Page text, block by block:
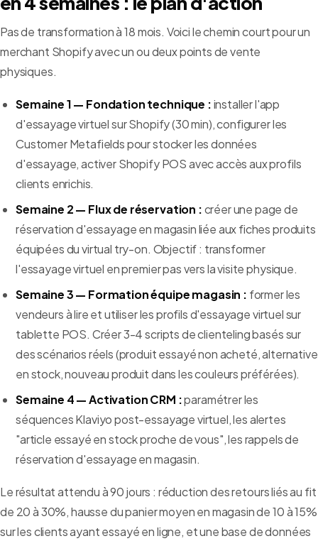
Pas de transformation à 18 mois. Voici le chemin court pour un
merchant Shopify avec un ou deux points de vente
physiques.
Semaine 1 — Fondation technique :installer l'app
d'essayage virtuel sur Shopify (30 min), configurer les
Customer Metafields pour stocker les données
d'essayage, activer Shopify POS avec accès aux profils
clients enrichis.
Semaine 2 — Flux de réservation :créer une page de
réservation d'essayage en magasin liée aux fiches produits
équipées du virtual try-on. Objectif : transformer
l'essayage virtuel en premier pas vers la visite physique.
Semaine 3 — Formation équipe magasin : former les
vendeurs à lire et utiliser les profils d'essayage virtuel sur
tablette POS. Créer 3-4 scripts de clienteling basés sur
des scénarios réels (produit essayé non acheté, alternative
en stock, nouveau produit dans les couleurs préférées).
Semaine 4 — Activation CRM :paramétrer les
séquences Klaviyo post-essayage virtuel, les alertes
"article essayé en stock proche de vous", les rappels de
réservation d'essayage en magasin.
Le résultat attendu à 90 jours : réduction des retours liés au fit
de 20 à 30%, hausse du panier moyen en magasin de 10 à 15%
sur les clients ayant essayé en ligne, et une base de données